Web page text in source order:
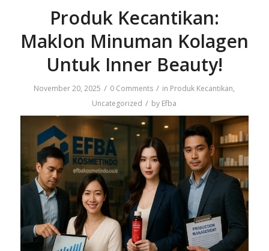
Produk Kecantikan:
Maklon Minuman Kolagen
Untuk Inner Beauty!
November 20, 2025 / 0 Comments / in Produk Kecantikan,
Uncategorized / by Efba